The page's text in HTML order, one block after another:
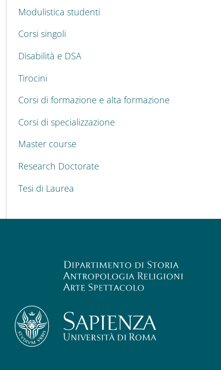
Modulistica studenti
Corsi singoli
Disabilità e DSA
Tirocini
Corsi di formazione e alta formazione
Corsi di specializzazione
Master course
Research Doctorate
Tesi di Laurea